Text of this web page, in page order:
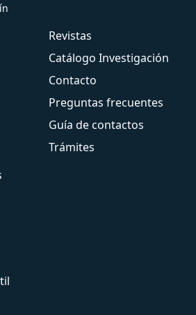
Revistas
Catálogo Investigación
Contacto
Preguntas frecuentes
Guía de contactos
Trámites